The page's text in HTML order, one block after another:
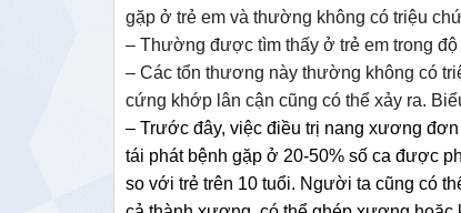
gặp ở trẻ em và thường không có triệu
– Thường được tìm thấy ở trẻ em trong
– Các tổn thương này thường không có
cứng khớp lân cận cũng có thể xảy ra.
– Trước đây, việc điều trị nang xương
tái phát bệnh gặp ở 20-50% số ca được
so với trẻ trên 10 tuổi. Người ta cũng có